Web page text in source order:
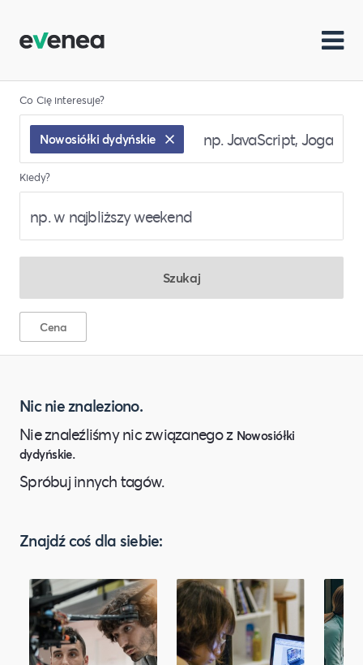
Co Cię interesuje?
Nowosiółki dydyńskie
Kiedy?
Szukaj
Cena
Nic nie znaleziono.
Nie znaleźliśmy nic związanego z Nowosiółki
dydyńskie.
Spróbuj innych tagów.
Znajdź coś dla siebie: